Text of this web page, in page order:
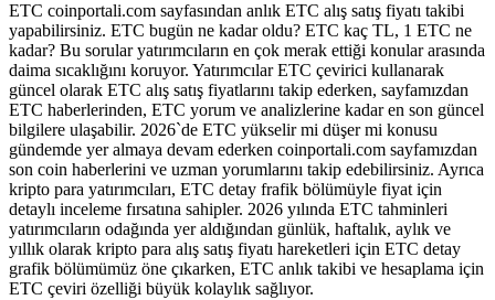
ETC coinportali.com sayfasından anlık ETC alış satış fiyatı takibi
yapabilirsiniz. ETC bugün ne kadar oldu? ETC kaç TL, 1 ETC ne
kadar? Bu sorular yatırımcıların en çok merak ettiği konular arasında
daima sıcaklığını koruyor. Yatırımcılar ETC çevirici kullanarak
güncel olarak ETC alış satış fiyatlarını takip ederken, sayfamızdan
ETC haberlerinden, ETC yorum ve analizlerine kadar en son güncel
bilgilere ulaşabilir. 2026`de ETC yükselir mi düşer mi konusu
gündemde yer almaya devam ederken coinportali.com sayfamızdan
son coin haberlerini ve uzman yorumlarını takip edebilirsiniz. Ayrıca
kripto para yatırımcıları, ETC detay frafik bölümüyle fiyat için
detaylı inceleme fırsatına sahipler. 2026 yılında ETC tahminleri
yatırımcıların odağında yer aldığından günlük, haftalık, aylık ve
yıllık olarak kripto para alış satış fiyatı hareketleri için ETC detay
grafik bölümümüz öne çıkarken, ETC anlık takibi ve hesaplama için
ETC çeviri özelliği büyük kolaylık sağlıyor.